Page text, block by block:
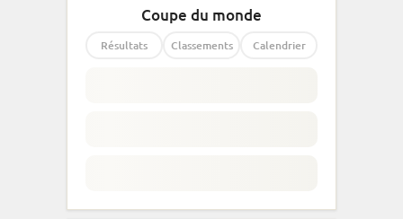
Coupe du monde
Résultats Classements Calendrier